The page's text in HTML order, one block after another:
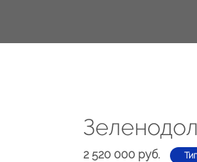
2 520 000 руб.